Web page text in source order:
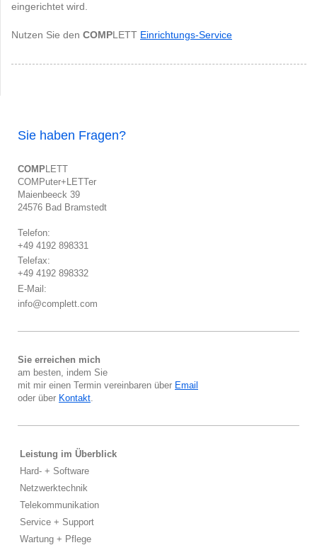
eingerichtet wird.
Nutzen Sie den COMPLETT Einrichtungs-Service
Sie haben Fragen?
COMP LETT
COMPuter+LETTer
Maienbeeck 39
24576 Bad Bramstedt
Telefon:
+49 4192 898331
Telefax:
+49 4192 898332
E-Mail:
info@complett.com
Sie erreichen mich
am besten, indem Sie
mit mir einen Termin vereinbaren über Email
oder über Kontakt.
Leistung im Überblick
Hard- + Software
Netzwerktechnik
Telekommunikation
Service + Support
Wartung + Pflege